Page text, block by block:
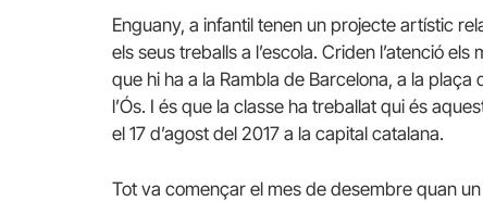
Enguany, a infantil tenen un projecte artístic
els seus treballs a l’escola. Criden l’atenció
que hi ha a la Rambla de Barcelona, a la
l’Ós. I és que la classe ha treballat qui és
el 17 d’agost del 2017 a la capital catalana.
Tot va començar el mes de desembre quan